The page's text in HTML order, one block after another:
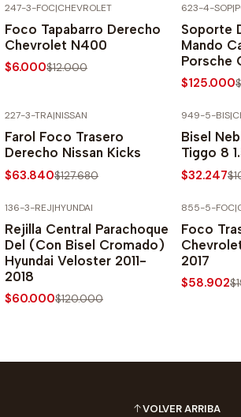
247-3-FOC|CHEVROLET
Foco Tapabarro Derecho
Chevrolet N400
$6.000$12.000
623-4-SOP|
Soporte
Mando
Porsche
$125.000
227-3-TRA|NISSAN
Farol Foco Trasero
Derecho Nissan Kicks
$63.840$127.680
949-5-BIS|
Bisel
Tiggo 8
$32.247
136-3-REJ|HYUNDAI
Rejilla Central Parachoque
Del (Con Bisel Cromado)
Hyundai Veloster 2011-
2018
$60.000$120.000
855-5-FOC|
Foco
2017
$58.902
VOLVER ARRIBA